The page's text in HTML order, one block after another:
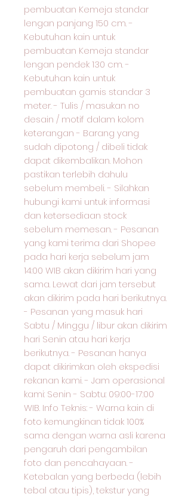
pembuatan Kemeja standar
lengan panjang 150 cm. -
Kebutuhan kain untuk
pembuatan Kemeja standar
lengan pendek 130 cm. -
Kebutuhan kain untuk
pembuatan gamis standar 3
meter. - Tulis / masukan no
desain / motif dalam kolom
keterangan - Barang yang
sudah dipotong / dibeli tidak
dapat dikembalikan. Mohon
pastikan terlebih dahulu
sebelum membeli. - Silahkan
hubungi kami untuk informasi
dan ketersediaan stock
sebelum memesan. - Pesanan
yang kami terima dari Shopee
pada hari kerja sebelum jam
14:00 WIB akan dikirim hari yang
sama. Lewat dari jam tersebut
akan dikirim pada hari berikutnya.
- Pesanan yang masuk hari
Sabtu / Minggu / libur akan dikirim
hari Senin atau hari kerja
berikutnya. - Pesanan hanya
dapat dikirimkan oleh ekspedisi
rekanan kami. - Jam operasional
kami: Senin - Sabtu: 09:00-17:00
WIB. Info Teknis: - Warna kain di
foto kemungkinan tidak 100%
sama dengan warna asli karena
pengaruh dari pengambilan
foto dan pencahayaan. -
Ketebalan yang berbeda (lebih
tebal atau tipis), tekstur yang